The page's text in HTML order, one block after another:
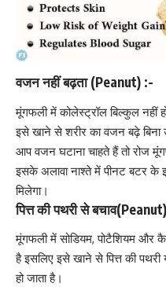
वजन नहीं बढ़ता (Peanut) :-
मूंगफली मेंकोलेस्ट्रॉलबिल्कुल नहीं
इसे खाने से शरीर का वजन बढ़े
आपवजन घटाना चाहते हैं तोरोज
इसके अलावा नाश्ते में पीनट बटर के
मिलेगा।
पित्त की पथरी से
मूंगफली मेंसोडियम,पोटैशियम और
है इसलिए इसे खाने से पित्त की
हो जाता है।